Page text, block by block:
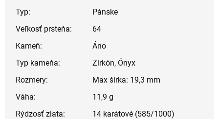
Typ:
Pánske
Veľkosť prsteňa:
64
Kameň:
Áno
Typ kameňa:
Zirkón, Ónyx
Rozmery:
Max šírka: 19,3 mm
Váha:
11,9 g
Rýdzosť zlata:
14 karátové (585/1000)